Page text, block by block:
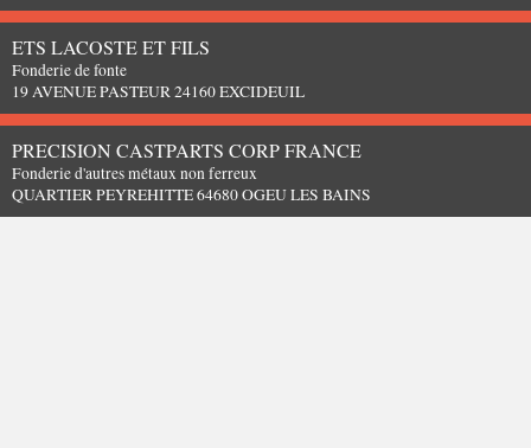
ETS LACOSTE ET FILS
Fonderie de fonte
19 AVENUE PASTEUR 24160 EXCIDEUIL
PRECISION CASTPARTS CORP FRANCE
Fonderie d'autres métaux non ferreux
QUARTIER PEYREHITTE 64680 OGEU LES BAINS